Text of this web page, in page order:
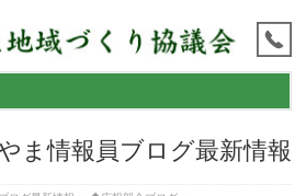
ま情報員ブログ最新情報